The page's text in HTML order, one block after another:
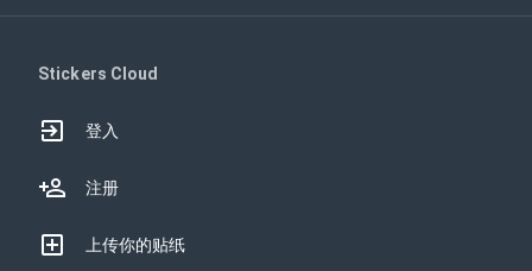
Stickers Cloud
登入
注册
上传你的贴纸